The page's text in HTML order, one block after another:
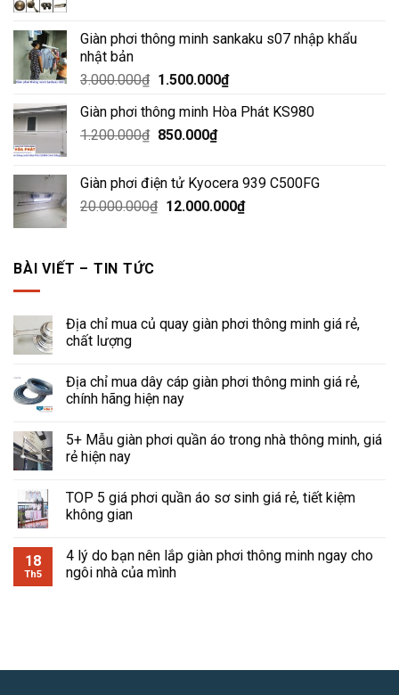
3.250.000₫.là:
Giàn phơi thông minh sankaku s07 nhập khẩu
nhật bản
3.000.000₫ Giá
là:
3.000.000₫.
1.500.000₫Giá
tại
Giàn phơi thông minh Hòa Phát KS980
1.200.000₫ Giá
1.200.000₫.
850.000₫Giá
là:
850.000₫.
Giàn phơi điện tử Kyocera 939 C500FG
20.000.000₫ Giá
12.000.000₫Giá
BÀI VIẾT – TIN TỨC
Địa chỉ mua củ quay giàn phơi thông minh giá rẻ,
chất lượng
Địa chỉ mua dây cáp giàn phơi thông minh giá rẻ,
chính hãng hiện nay
5+ Mẫu giàn phơi quần áo trong nhà thông minh, giá
rẻ hiện nay
TOP 5 giá phơi quần áo sơ sinh giá rẻ, tiết kiệm
không gian
18
Th5
4 lý do bạn nên lắp giàn phơi thông minh ngay cho
ngôi nhà của mình